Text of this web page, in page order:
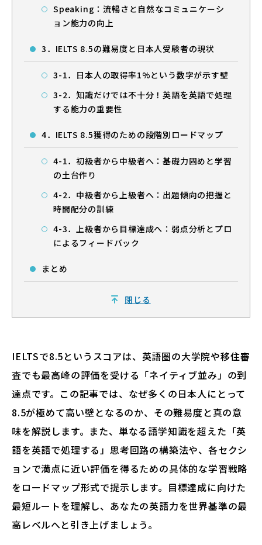
Speaking：流暢さと自然なコミュニケーシ
ョン能力の向上
3．IELTS 8.5の難易度と日本人受験者の現状
3-1．日本人の取得率1%という数字が示す壁
3-2．知識だけでは不十分！英語を英語で処理
する能力の重要性
4．IELTS 8.5獲得のための段階別ロードマップ
4-1．初級者から中級者へ：基礎力固めと学習
の土台作り
4-2．中級者から上級者へ：出題傾向の把握と
時間配分の訓練
4-3．上級者から目標達成へ：弱点分析とプロ
によるフィードバック
まとめ
閉じる
IELTSで8.5というスコアは、英語圏の大学院や移住審
査でも最高峰の評価を受ける「ネイティブ並み」の到
達点です。この記事では、なぜ多くの日本人にとって
8.5が極めて高い壁となるのか、その難易度と真の意
味を解説します。また、単なる語学知識を超えた「英
語を英語で処理する」思考回路の構築法や、各セクシ
ョンで満点に近い評価を得るための具体的な学習戦略
をロードマップ形式で提示します。目標達成に向けた
最短ルートを理解し、あなたの英語力を世界基準の最
高レベルへと引き上げましょう。